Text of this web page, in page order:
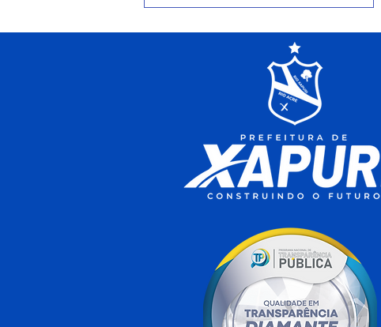
Semusa chama a atenção
da população para
cuidados com o aumento